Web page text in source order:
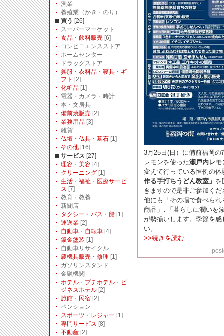
3月25日(日）に備前福岡
レモンを使った瀬戸内レモ
変えて行っている恒例の
作る手打ちうどん教室」 を
きますので是非ご参加く
他にも「その場で食べら
商品」､「暮らしに潤いを
が勢揃いします。季節を
い。
>>続きを読む
漁業
養殖業（かき・のり）
買う [26]
スーパーマーケット
食品・飲料販売 [6]
コンビニエンスストア
ホームセンター
ドラッグストア
呉服・衣料品・寝具・ギ
フト [2]
化粧品 [1]
電器・カメラ・時計
本・文房具
備前焼販売 [2]
業務用品 [3]
雑貨
仏壇・仏具・墓石 [1]
その他 [16]
サービス [27]
理容・美容 [4]
クリーニング [1]
生活・福祉・医療サービ
ス [7]
教育・教養
新聞店
タクシー・バス・船 [1]
運送業 [2]
自動車・自転車 [4]
鈑金塗装 [1]
自動車リサイクル
農機具販売・修理 [1]
ガソリンスタンド
金融機関
ホテル・プチホテル・ビ
ジネスホテル [2]
旅館・民宿 [2]
ペンション
スポーツ・レジャー [1]
専門サービス [8]
不動産 [2]